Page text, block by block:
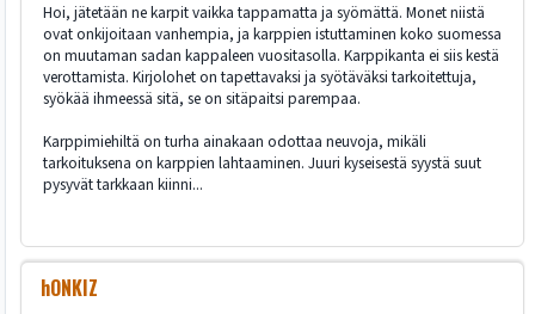
Hoi, jätetään ne karpit vaikka tappamatta ja syömättä. Monet niistä
ovat onkijoitaan vanhempia, ja karppien istuttaminen koko suomessa
on muutaman sadan kappaleen vuositasolla. Karppikanta ei siis kestä
verottamista. Kirjolohet on tapettavaksi ja syötäväksi tarkoitettuja,
syökää ihmeessä sitä, se on sitäpaitsi parempaa.
Karppimiehiltä on turha ainakaan odottaa neuvoja, mikäli
tarkoituksena on karppien lahtaaminen. Juuri kyseisestä syystä suut
pysyvät tarkkaan kiinni...
hONKIZ